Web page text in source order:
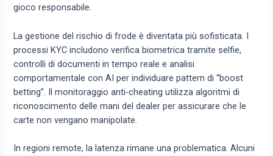
gioco responsabile.
La gestione del rischio di frode è diventata più sofisticata. I
processi KYC includono verifica biometrica tramite selfie,
controlli di documenti in tempo reale e analisi
comportamentale con AI per individuare pattern di “boost
betting”. Il monitoraggio anti‑cheating utilizza algoritmi di
riconoscimento delle mani del dealer per assicurare che le
carte non vengano manipolate.
In regioni remote, la latenza rimane una problematica. Alcuni